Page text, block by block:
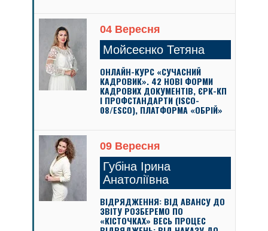
04 Вересня
Мойсеєнко Тетяна
ОНЛАЙН-КУРС «СУЧАСНИЙ
КАДРОВИК». 42 НОВІ ФОРМИ
КАДРОВИХ ДОКУМЕНТІВ, ЄРК-КП
І ПРОФСТАНДАРТИ (ISCO-
08/ESCO), ПЛАТФОРМА «ОБРІЙ»
09 Вересня
Губіна Ірина
Анатоліївна
ВІДРЯДЖЕННЯ: ВІД АВАНСУ ДО
ЗВІТУ РОЗБЕРЕМО ПО
«КІСТОЧКАХ» ВЕСЬ ПРОЦЕС